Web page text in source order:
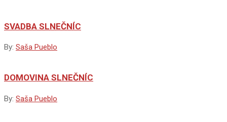
SVADBA SLNEČNÍC
By: Saša Pueblo
DOMOVINA SLNEČNÍC
By: Saša Pueblo